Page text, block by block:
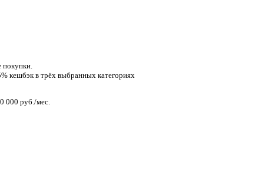
покупки.
кешбэк в трёх выбранных категориях
000 руб./мес.